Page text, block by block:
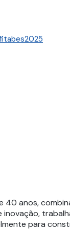
40 anos,
inovação,
para